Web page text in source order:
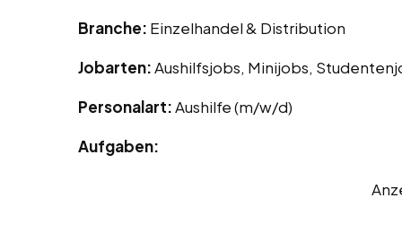
Branche: Einzelhandel & Distribution
Jobarten:Aushilfsjobs, Minijobs,
Personalart:Aushilfe (m/w/d)
Aufgaben: